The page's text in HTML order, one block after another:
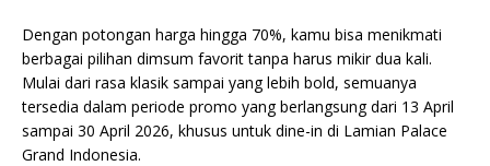
Dengan potongan harga hingga 70%, kamu bisa menikmati
berbagai pilihan dimsum favorit tanpa harus mikir dua kali.
Mulai dari rasa klasik sampai yang lebih bold, semuanya
tersedia dalam periode promo yang berlangsung dari 13 April
sampai 30 April 2026, khusus untuk dine-in di Lamian Palace
Grand Indonesia.